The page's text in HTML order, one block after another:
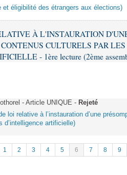
et éligibilité des étrangers aux élections)
À L'INSTAURATION
CULTURELS PAR LES
- 1ère lecture (2ème
- Article UNIQUE - Rejeté
loi relative à l’instauration d’une
d’intelligence artificielle)
1 2 3 4 5 6 7 8 9